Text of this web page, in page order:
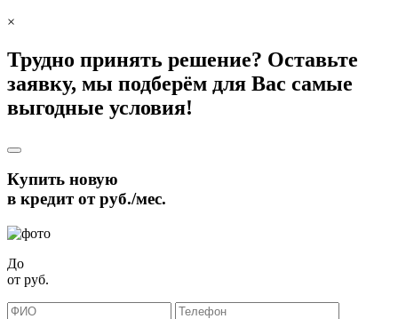
×
Трудно принять решение? Оставьте
заявку, мы подберём для Вас самые
выгодные условия!
Купить новую
в кредит отруб./мес.
До
от руб.